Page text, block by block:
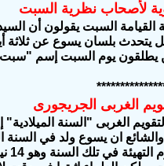
لأصحاب نظرية السبت
السبت يقولون أن السيد
يطلقون يوم السبت إسم
الغربى الجريجورى